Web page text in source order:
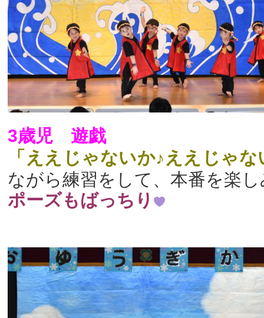
3歳児 遊戯
「ええじゃないか♪ええじゃな
ながら練習をして、本番を楽
ポーズもばっちり